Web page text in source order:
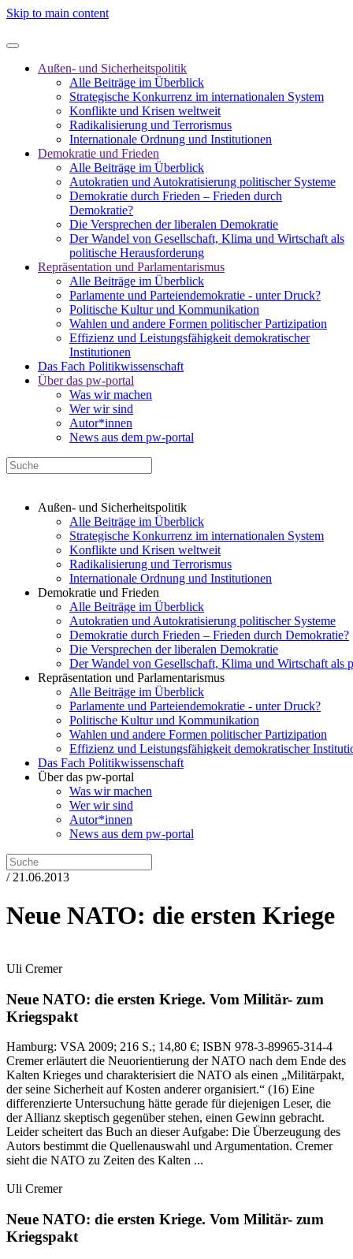
Skip to main content
Außen- und Sicherheitspolitik
Alle Beiträge im Überblick
Strategische Konkurrenz im internationalen System
Konflikte und Krisen weltweit
Radikalisierung und Terrorismus
Internationale Ordnung und Institutionen
Demokratie und Frieden
Alle Beiträge im Überblick
Autokratien und Autokratisierung politischer Systeme
Demokratie durch Frieden – Frieden durch
Demokratie?
Die Versprechen der liberalen Demokratie
Der Wandel von Gesellschaft, Klima und Wirtschaft als
politische Herausforderung
Repräsentation und Parlamentarismus
Alle Beiträge im Überblick
Parlamente und Parteiendemokratie - unter Druck?
Politische Kultur und Kommunikation
Wahlen und andere Formen politischer Partizipation
Effizienz und Leistungsfähigkeit demokratischer
Institutionen
Das Fach Politikwissenschaft
Über das pw-portal
Was wir machen
Wer wir sind
Autor*innen
News aus dem pw-portal
Außen- und Sicherheitspolitik
Alle Beiträge im Überblick
Strategische Konkurrenz im internationalen System
Konflikte und Krisen weltweit
Radikalisierung und Terrorismus
Internationale Ordnung und Institutionen
Demokratie und Frieden
Alle Beiträge im Überblick
Autokratien und Autokratisierung politischer Systeme
Demokratie durch Frieden – Frieden durch Demokratie?
Die Versprechen der liberalen Demokratie
Der Wandel von Gesellschaft, Klima und Wirtschaft als
Repräsentation und Parlamentarismus
Alle Beiträge im Überblick
Parlamente und Parteiendemokratie - unter Druck?
Politische Kultur und Kommunikation
Wahlen und andere Formen politischer Partizipation
Effizienz und Leistungsfähigkeit demokratischer
Das Fach Politikwissenschaft
Über das pw-portal
Was wir machen
Wer wir sind
Autor*innen
News aus dem pw-portal
/ 21.06.2013
Neue NATO: die ersten Kriege
Uli Cremer
Neue NATO: die ersten Kriege. Vom Militär- zum
Kriegspakt
Hamburg: VSA 2009; 216 S.; 14,80 €; ISBN 978-3-89965-314-4
Cremer erläutert die Neuorientierung der NATO nach dem Ende des
Kalten Krieges und charakterisiert die NATO als einen „Militärpakt,
der seine Sicherheit auf Kosten anderer organisiert.“ (16) Eine
differenzierte Untersuchung hätte gerade für diejenigen Leser, die
der Allianz skeptisch gegenüber stehen, einen Gewinn gebracht.
Leider scheitert das Buch an dieser Aufgabe: Die Überzeugung des
Autors bestimmt die Quellenauswahl und Argumentation. Cremer
sieht die NATO zu Zeiten des Kalten ...
Uli Cremer
Neue NATO: die ersten Kriege. Vom Militär- zum
Kriegspakt